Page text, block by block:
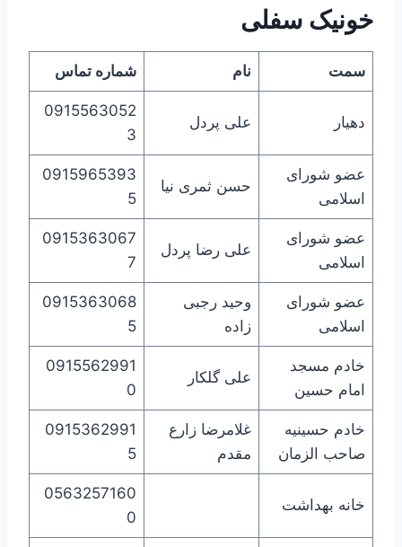
خونیک سفلی
سمت نام شماره تماس
دهیار علی پردل
0915563052
3
عضو شورای
اسلامی
حسن ثمری نیا
0915965393
5
عضو شورای
اسلامی
علی رضا پردل
0915363067
7
عضو شورای
اسلامی
وحید رجبی
زاده
0915363068
5
خادم مسجد
امام حسین
علی گلکار
0915562991
0
خادم حسینیه
صاحب الزمان
غلامرضا زارع
مقدم
0915362991
5
خانه بهداشت
0563257160
0